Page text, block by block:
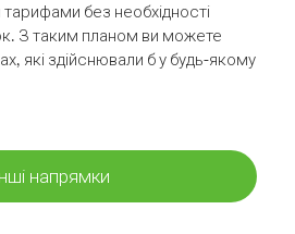
без необхідності
З таким планом ви можете
які здійснювали б у будь-якому
напрямки